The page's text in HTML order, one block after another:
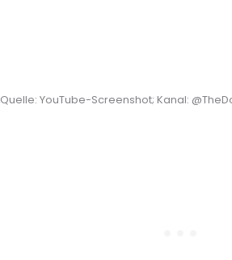
Quelle: YouTube-Screenshot; Kanal: